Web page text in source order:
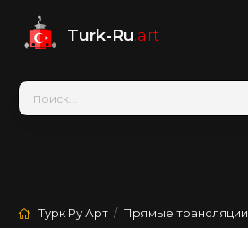
Turk-Ru.art
Турк Ру Арт / Прямые трансляции